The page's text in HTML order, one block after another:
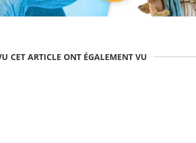
CET ARTICLE ONT ÉGALEMENT VU